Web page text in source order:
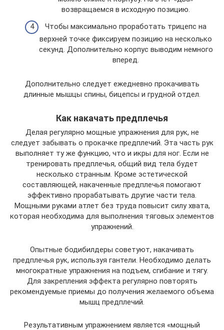
возвращаемся в исходную позицию.
Чтобы максимально проработать трицепс на
верхней точке фиксируем позицию на несколько
секунд. Дополнительно корпус выводим немного
вперед.
Дополнительно следует ежедневно прокачивать
длинные мышцы спины, бицепсы и грудной отдел.
Как накачать предплечья
Делая регулярно мощные упражнения для рук, не
следует забывать о прокачке предплечий. Эта часть рук
выполняет ту же функцию, что и икры для ног. Если не
тренировать предплечья, общий вид тела будет
несколько странным. Кроме эстетической
составляющей, накаченные предплечья помогают
эффективно прорабатывать другие части тела.
Мощными руками атлет без труда повысит силу хвата,
которая необходима для выполнения тяговых элементов
упражнений.
Опытные бодибилдеры советуют, накачивать
предплечья рук, используя гантели. Необходимо делать
многократные упражнения на подъем, сгибание и тягу.
Для закрепления эффекта регулярно повторять
рекомендуемые приемы до получения желаемого объема
мышц предплечий.
Результативным упражнением является «мощный